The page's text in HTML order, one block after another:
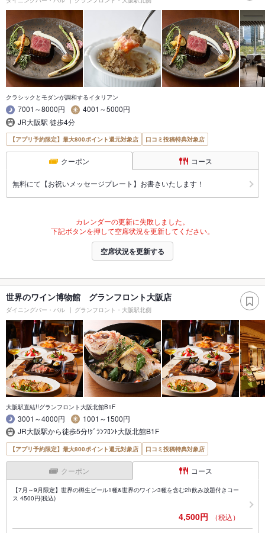
クラシックとモダンが調和するイタリアン
7001～8000円
4001～5000円
JR大阪駅 徒歩4分
【アプリ予約限定】最大800ポイント還元対象店 口コミ投稿特典対象店
クーポン コース
無料にて【お祝いメッセージプレート】お書きいたします！
カレンダーの更新に失敗しました。
下記ボタンを押して空席状況を更新してください。
空席状況を更新する
世界のワイン博物館 グランフロント大阪店
ダイニングバー・バル グランフロント・大阪駅北側
大阪駅直結!!グランフロント大阪北館B1F
3001～4000円
1001～1500円
JR大阪駅から徒歩5分!ｸﾞﾗﾝﾌﾛﾝﾄ大阪北館B1F
【アプリ予約限定】最大800ポイント還元対象店 口コミ投稿特典対象店
クーポン コース
【7月～9月限定】世界の樽生ビール1種&世界のワイン3種を含む2h飲み放題付きコー
ス 4500円(税込)
4,500円 （税込）